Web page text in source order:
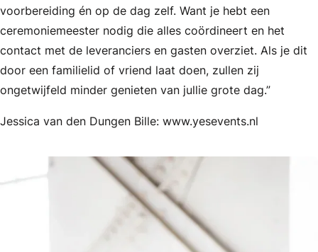
voorbereiding én op de dag zelf. Want je hebt een
ceremoniemeester nodig die alles coördineert en het
contact met de leveranciers en gasten overziet. Als je dit
door een familielid of vriend laat doen, zullen zij
ongetwijfeld minder genieten van jullie grote dag.”
Jessica van den Dungen Bille: www.yesevents.nl